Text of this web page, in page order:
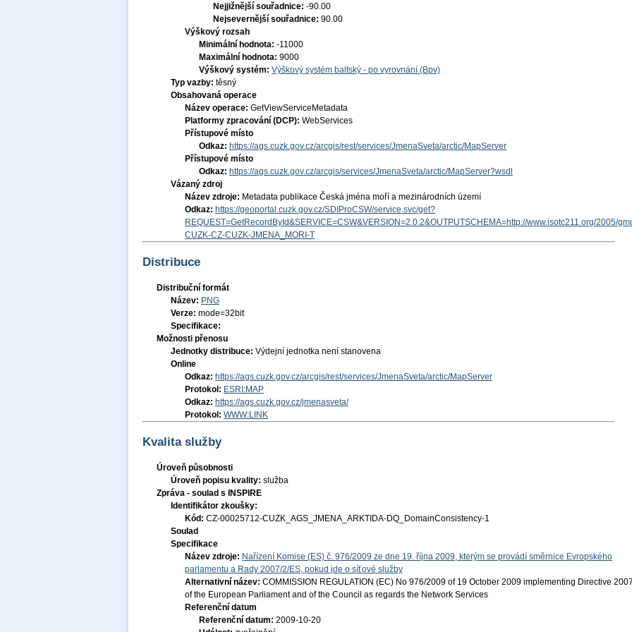
Nejjižnější souřadnice: -90.00
Nejsevernější souřadnice: 90.00
Výškový rozsah
Minimální hodnota: -11000
Maximální hodnota: 9000
Výškový systém: Výškový systém baltský - po vyrovnání (Bpv)
Typ vazby: těsný
Obsahovaná operace
Název operace: GetViewServiceMetadata
Platformy zpracování (DCP): WebServices
Přístupové místo
Odkaz: https://ags.cuzk.gov.cz/arcgis/rest/services/JmenaSveta/arctic/MapServer
Přístupové místo
Odkaz: https://ags.cuzk.gov.cz/arcgis/services/JmenaSveta/arctic/MapServer?wsdl
Vázaný zdroj
Název zdroje: Metadata publikace Česká jména moří a mezinárodních území
Odkaz: https://geoportal.cuzk.gov.cz/SDIProCSW/service.svc/get?
REQUEST=GetRecordById&SERVICE=CSW&VERSION=2.0.2&OUTPUTSCHEMA=http://www.isotc211.org/2005/
CUZK-CZ-CUZK-JMENA_MORI-T
Distribuce
Distribuční formát
Název: PNG
Verze: mode=32bit
Specifikace:
Možnosti přenosu
Jednotky distribuce: Výdejní jednotka není stanovena
Online
Odkaz: https://ags.cuzk.gov.cz/arcgis/rest/services/JmenaSveta/arctic/MapServer
Protokol: ESRI:MAP
Odkaz: https://ags.cuzk.gov.cz/jmenasveta/
Protokol: WWW:LINK
Kvalita služby
Úroveň působnosti
Úroveň popisu kvality: služba
Zpráva - soulad s INSPIRE
Identifikátor zkoušky:
Kód: CZ-00025712-CUZK_AGS_JMENA_ARKTIDA-DQ_DomainConsistency-1
Soulad
Specifikace
Název zdroje: Nařízení Komise (ES) č. 976/2009 ze dne 19. října 2009, kterým se provádí směrnice Evropského
parlamentu a Rady 2007/2/ES, pokud jde o síťové služby
Alternativní název: COMMISSION REGULATION (EC) No 976/2009 of 19 October 2009 implementing Directive
of the European Parliament and of the Council as regards the Network Services
Referenční datum
Referenční datum: 2009-10-20